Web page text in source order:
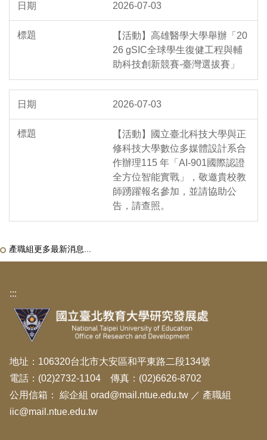
2026-07-03
【活動】高雄醫學大學舉辦「20
26 gSIC全球學生復健工程與輔
助科技創新競賽-臺灣選拔賽」
2026-07-03
【活動】國立臺北科技大學與正
修科技大學數位多媒體設計系合
作辦理115 年「AI-901國際認證
全方位智能實戰」，敬邀貴校教
師踴躍報名參加，並請協助公
告，請查照。
產職組更多最新消息...
:::
地址：106320台北市大安區和平東路二段134號
電話：(02)2732-1104 傳真：(02)6626-8702
公用信箱： 綜企組 orad@mail.ntue.edu.tw ／ 產職組
iic@mail.ntue.edu.tw